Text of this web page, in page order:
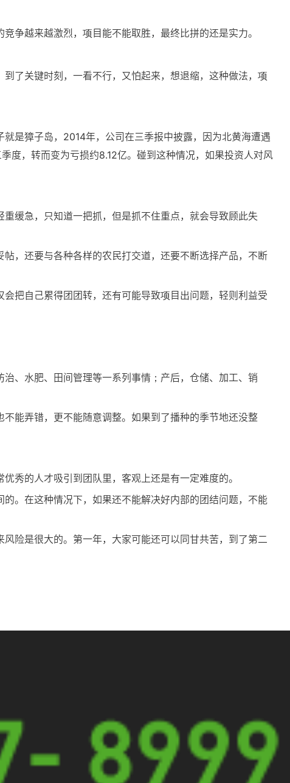
争越来越激烈，项目能不能取胜，最终比拼的还是实力。
了关键时刻，一看不行，又怕起来，想退缩，这种做法，项
是獐子岛，2014年，公司在三季报中披露，因为北黄海遭遇
度，转而变为亏损约8.12亿。碰到这种情况，如果投资人对风
缓急，只知道一把抓，但是抓不住重点，就会导致顾此失
，还要与各种各样的农民打交道，还要不断选择产品，不断
把自己累得团团转，还有可能导致项目出问题，轻则利益受
、水肥、田间管理等一系列事情；产后，仓储、加工、销
能弄错，更不能随意调整。如果到了播种的季节地还没整
秀的人才吸引到团队里，客观上还是有一定难度的。
。在这种情况下，如果还不能解决好内部的团结问题，不能
险是很大的。第一年，大家可能还可以同甘共苦，到了第二